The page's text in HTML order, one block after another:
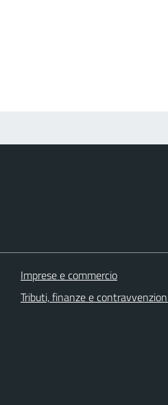
Imprese e commercio
Tributi, finanze e